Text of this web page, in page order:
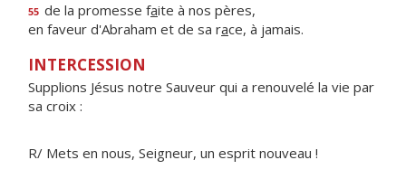
55 de la promesse faite à nos pères,
en faveur d'Abraham et de sa race, à jamais.
INTERCESSION
Supplions Jésus notre Sauveur qui a renouvelé la vie par
sa croix :
R/ Mets en nous, Seigneur, un esprit nouveau !